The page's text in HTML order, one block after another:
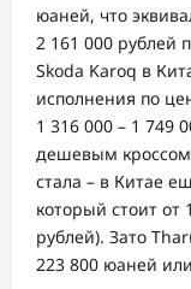
юаней, что
2 161 000 рублей
Skoda Karoq в
исполнения по
1 316 000 – 1 749
дешевым
стала – в Китае
который стоит от
рублей). Зато
223 800 юаней